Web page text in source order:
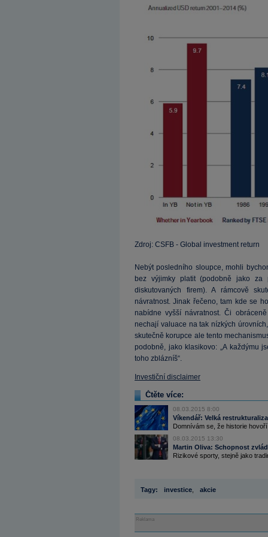
Zdroj: CSFB - Global investment return
Nebýt posledního sloupce, mohli
bez výjimky platit (podobně jako za
diskutovaných firem). A rámcově
návratnost. Jinak řečeno, tam kde se
nabídne vyšší návratnost. Či
nechají valuace na tak nízkých
skutečně korupce ale tento
podobně, jako klasikovo: „A každýmu
toho zblázníš“.
Investiční disclaimer
Čtěte více:
08.03.2015 8:00
Víkendář: Velká
Domnívám se, že historie
08.03.2015 13:30
Martin Oliva: Schopnost
Rizikové sporty, stejně jako
Tagy: investice akcie
Reklama